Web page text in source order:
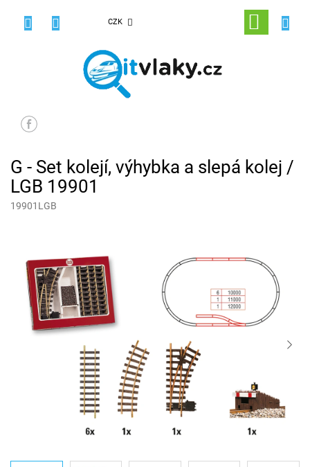
CZK
NÁKUPNÍ
KOŠÍK
G - Set kolejí, výhybka a slepá kolej /
LGB 19901
19901LGB